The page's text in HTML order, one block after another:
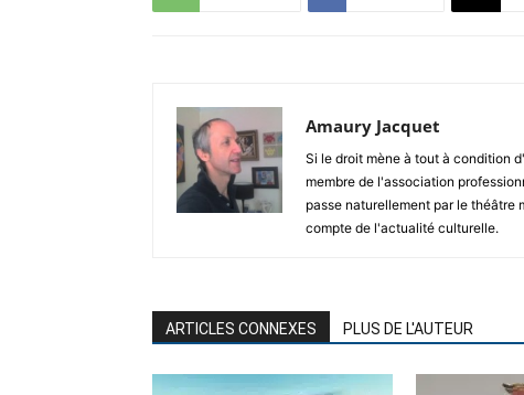
Amaury Jacquet
Si le droit mène à tout à condition
membre de l'association
passe naturellement par le théâtre
compte de l'actualité culturelle.
ARTICLES CONNEXES PLUS DE L'AUTEUR